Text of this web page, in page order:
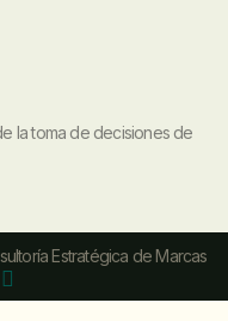
la toma de decisiones de
Estratégica de Marcas